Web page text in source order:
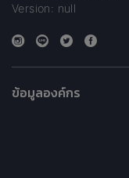
Version: null
ข้อมูลองค์กร